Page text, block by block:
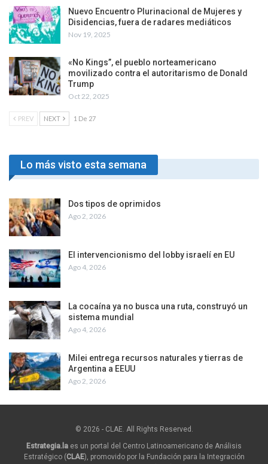
Nuevo Encuentro Plurinacional de Mujeres y
Disidencias, fuera de radares mediáticos
Nov 19, 2025
«No Kings”, el pueblo norteamericano
movilizado contra el autoritarismo de Donald
Trump
Oct 22, 2025
PREV NEXT 1 De 27
Lo más visto esta semana
Dos tipos de oprimidos
Ago 2, 2026
El intervencionismo del lobby israelí en EU
Ago 4, 2026
La cocaína ya no busca una ruta, construyó un
sistema mundial
Ago 4, 2026
Milei entrega recursos naturales y tierras de
Argentina a EEUU
Ago 2, 2026
© 2026 - CLAE. All Rights Reserved.
Estrategia.la es un portal del Centro Latinoamericano de Análisis
Estratégico (CLAE), promovido por la Fundación para la Integración